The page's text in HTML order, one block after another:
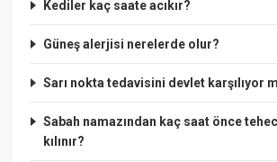
Kediler kaç saate acıkır?
Güneş alerjisi nerelerde olur?
Sarı nokta tedavisini devlet karşılıyor
Sabah namazından kaç saat önce
kılınır?